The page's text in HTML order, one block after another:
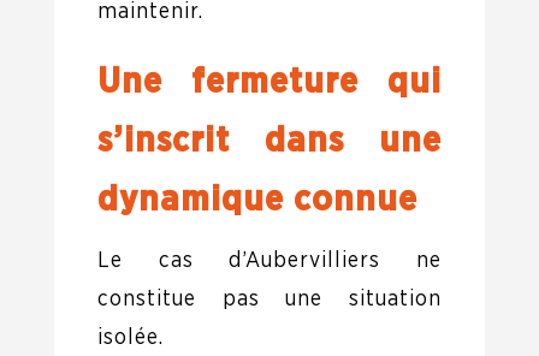
maintenir.
Une fermeture qui
s’inscrit dans une
dynamique connue
Le cas d’Aubervilliers ne
constitue pas une situation
isolée.